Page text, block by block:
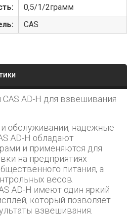
0,5/1/2грамм
CAS
AD-H обладают
и применяются для
на предприятиях
питания, а
весов.
AD-H имеют один яркий
который позволяет
взвешивания.